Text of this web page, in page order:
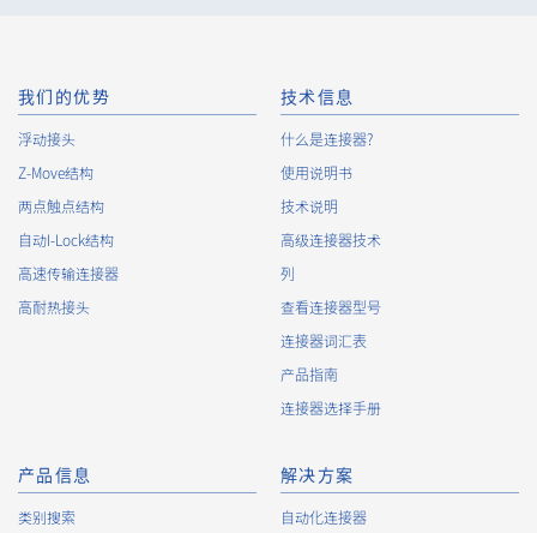
10.The Company will continuously review and regularly evaluate
the management systems and measures to protect personal
data, and strive to improve the management systems and
measures.
About the Handling of Personal Information
1. Collection of Personal Information
When providing the services of the Company, the Company
obtains personal information such as the name, address,
(your company name, department name, position, address,
information, and access logs of the Customers, etc. from. The
Company shall not properly acquire personal information or
acquire personal information by deception or other wrongful
我们的优势
浮动接头
Z-Move结构
两点触点结构
自动I-Lock结构
高速传输连接器
高耐热接头
技术信息
什么是连接器?
使用说明书
技术说明
高级连接器技术
列
查看连接器型号
连接器词汇表
产品指南
连接器选择手册
产品信息
类别搜索
解决方案
自动化连接器